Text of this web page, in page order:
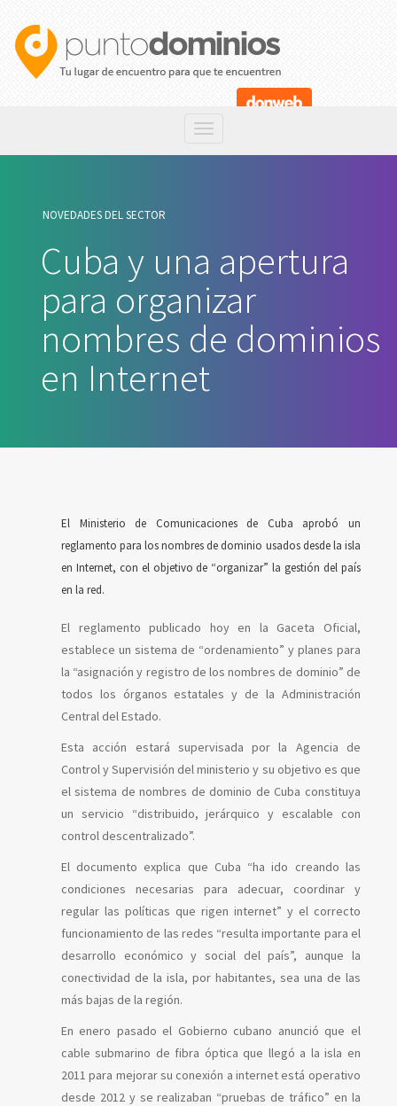
NOVEDADES DEL SECTOR
Cuba y una apertura
para organizar
nombres de dominios
en Internet
El Ministerio de Comunicaciones de Cuba aprobó un
reglamento para los nombres de dominio usados desde la isla
en Internet, con el objetivo de “organizar” la gestión del país
en la red.
El reglamento publicado hoy en la Gaceta Oficial,
establece un sistema de “ordenamiento” y planes para
la “asignación y registro de los nombres de dominio” de
todos los órganos estatales y de la Administración
Central del Estado.
Esta acción estará supervisada por la Agencia de
Control y Supervisión del ministerio y su objetivo es que
el sistema de nombres de dominio de Cuba constituya
un servicio “distribuido, jerárquico y escalable con
control descentralizado”.
El documento explica que Cuba “ha ido creando las
condiciones necesarias para adecuar, coordinar y
regular las políticas que rigen internet” y el correcto
funcionamiento de las redes “resulta importante para el
desarrollo económico y social del país”, aunque la
conectividad de la isla, por habitantes, sea una de las
más bajas de la región.
En enero pasado el Gobierno cubano anunció que el
cable submarino de fibra óptica que llegó a la isla en
2011 para mejorar su conexión a internet está operativo
desde 2012 y se realizaban “pruebas de tráfico” en la